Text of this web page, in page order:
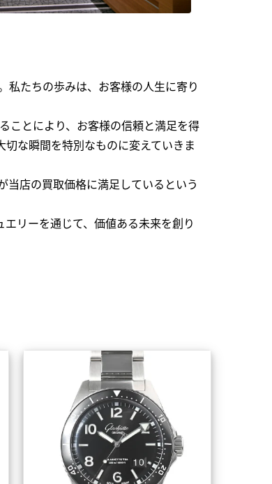
私たちの歩みは、お客様の人生に寄り
ことにより、お客様の信頼と満足を得
な瞬間を特別なものに変えていきま
店の買取価格に満足しているという
リーを通じて、価値ある未来を創り